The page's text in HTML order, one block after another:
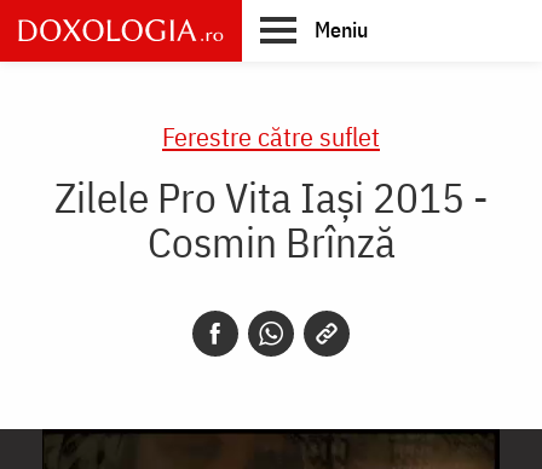
Skip
to
main
Meniu
Ferestre către suflet
Zilele Pro Vita Iași 2015 -
Cosmin Brînză